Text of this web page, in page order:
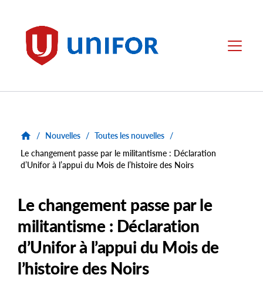
Unifor Menu
/ Nouvelles / Toutes les nouvelles /
Le changement passe par le militantisme : Déclaration
d’Unifor à l’appui du Mois de l’histoire des Noirs
Le changement passe par le
militantisme : Déclaration
d’Unifor à l’appui du Mois de
l’histoire des Noirs